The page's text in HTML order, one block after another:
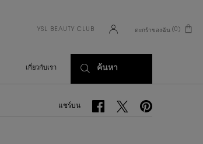
YSL BEAUTY CLUB ตะกร้าของฉัน 0
0 PRODUCT IN CART
เกี่ยวกับเรา ค้นหา
แชร์บน แชร์บน Facebook
แชร์บน Twitterแชร์บน Pinterest